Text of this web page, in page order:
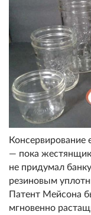
— пока
не придумал
резиновым
Патент Мейсона
мгновенно